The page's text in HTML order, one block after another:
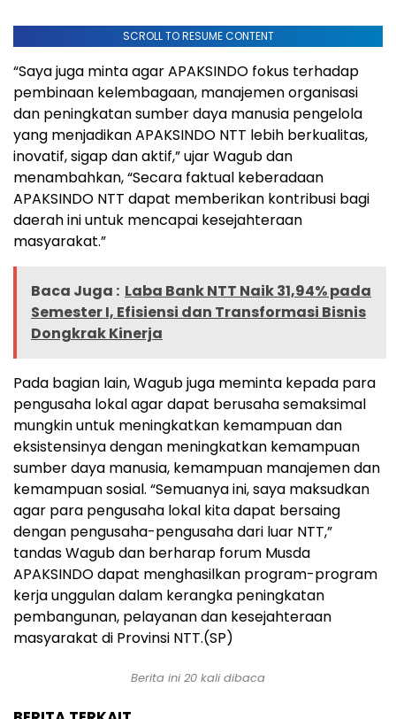
SCROLL TO RESUME CONTENT
“Saya juga minta agar APAKSINDO fokus terhadap
pembinaan kelembagaan, manajemen organisasi
dan peningkatan sumber daya manusia pengelola
yang menjadikan APAKSINDO NTT lebih berkualitas,
inovatif, sigap dan aktif,” ujar Wagub dan
menambahkan, “Secara faktual keberadaan
APAKSINDO NTT dapat memberikan kontribusi bagi
daerah ini untuk mencapai kesejahteraan
masyarakat.”
Baca Juga : Laba Bank NTT Naik 31,94% pada
Semester I, Efisiensi dan Transformasi Bisnis
Dongkrak Kinerja
Pada bagian lain, Wagub juga meminta kepada para
pengusaha lokal agar dapat berusaha semaksimal
mungkin untuk meningkatkan kemampuan dan
eksistensinya dengan meningkatkan kemampuan
sumber daya manusia, kemampuan manajemen dan
kemampuan sosial. “Semuanya ini, saya maksudkan
agar para pengusaha lokal kita dapat bersaing
dengan pengusaha-pengusaha dari luar NTT,”
tandas Wagub dan berharap forum Musda
APAKSINDO dapat menghasilkan program-program
kerja unggulan dalam kerangka peningkatan
pembangunan, pelayanan dan kesejahteraan
masyarakat di Provinsi NTT.(SP)
Berita ini 20 kali dibaca